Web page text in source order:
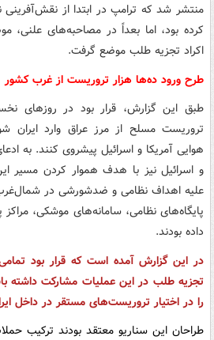
منتشر شد که ترامپ در ابتدا از
کرده بود، اما بعداً در مصاحبه‌های علنی،
اکراد تجزیه طلب موضع گرفت.
طرح ورود ده‌ها هزار تروریست از غرب کشور
طبق این گزارش، قرار بود در روزهای
تروریست مسلح از مرز عراق وارد
و اسرائیل نیز با هدف هموار کردن مسیر
علیه اهداف نظامی و ضدشورشی در شمال‌غرب
پایگاه‌های نظامی، سامانه‌های موشکی،
داده بودند.
در این گزارش آمده است که قرار بود
تجزیه طلب در این عملیات مشارکت داشته
را در اختیار تروریست‌های مستقر در داخل
طراحان این سناریو معتقد بودند ترکیب